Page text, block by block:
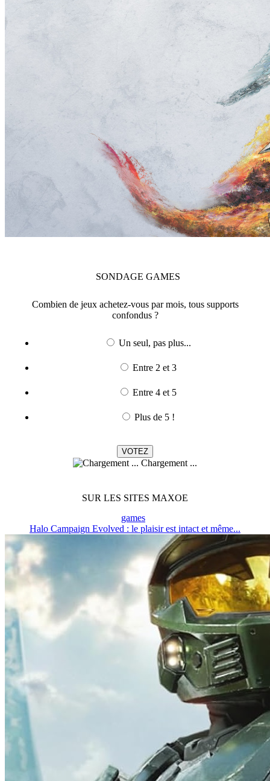
SONDAGE GAMES
Combien de jeux achetez-vous par mois, tous supports
confondus ?
Un seul, pas plus...
Entre 2 et 3
Entre 4 et 5
Plus de 5 !
Chargement ...
SUR LES SITES MAXOE
games
Halo Campaign Evolved : le plaisir est intact et même...